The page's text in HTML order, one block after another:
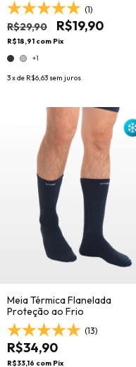
(1)
R$29,90 R$19,90
R$18,91 com Pix
+1
3x de R$6,63 sem juros
Meia Térmica Flanelada
Proteção ao Frio
(13)
R$34,90
R$33,16 com Pix